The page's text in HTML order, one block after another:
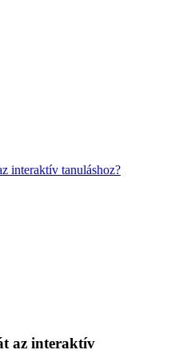
interaktív tanuláshoz?
az interaktív